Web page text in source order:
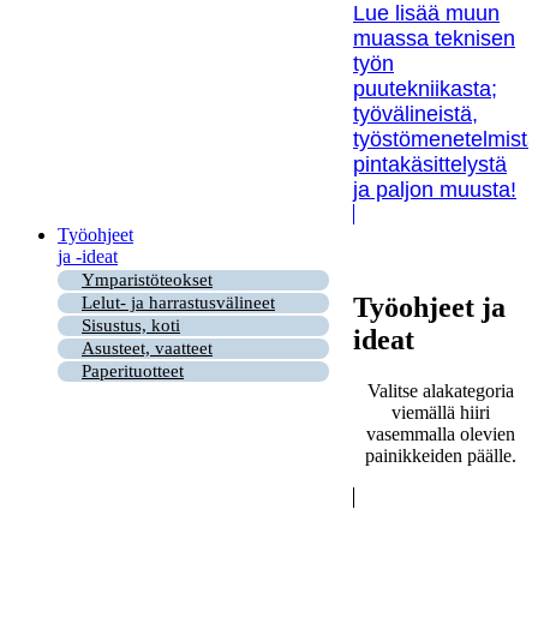
Lue lisää muun
muassa teknisen
työn
puutekniikasta;
työvälineistä,
pintakäsittelystä
ja paljon muusta!
Työohjeet
ja -ideat
Ymparistöteokset
Lelut- ja harrastusvälineet
Sisustus, koti
Asusteet, vaatteet
Paperituotteet
Työohjeet ja
ideat
Valitse alakategoria
viemällä hiiri
vasemmalla olevien
painikkeiden päälle.